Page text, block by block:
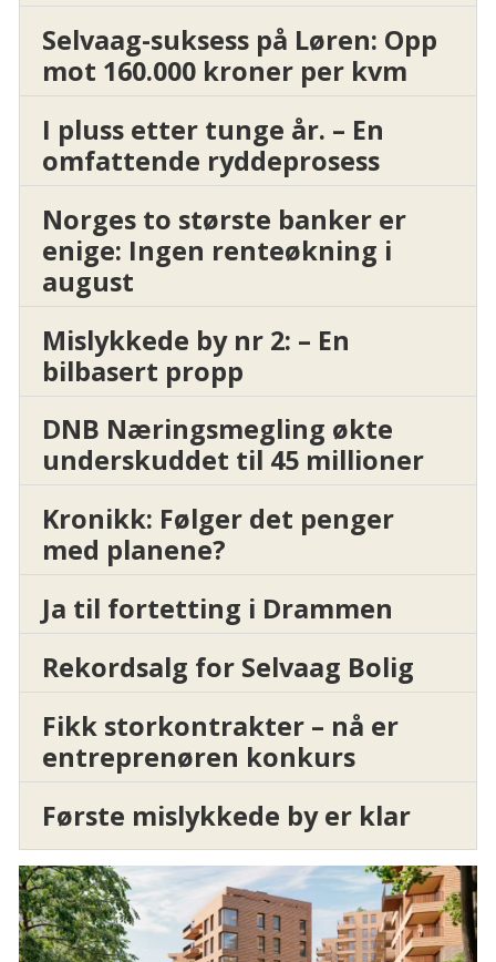
Selvaag-suksess på Løren: Opp
mot 160.000 kroner per kvm
I pluss etter tunge år. – En
omfattende ryddeprosess
Norges to største banker er
enige: Ingen renteøkning i
august
Mislykkede by nr 2: – En
bilbasert propp
DNB Næringsmegling økte
underskuddet til 45 millioner
Kronikk: Følger det penger
med planene?
Ja til fortetting i Drammen
Rekordsalg for Selvaag Bolig
Fikk storkontrakter – nå er
entreprenøren konkurs
Første mislykkede by er klar